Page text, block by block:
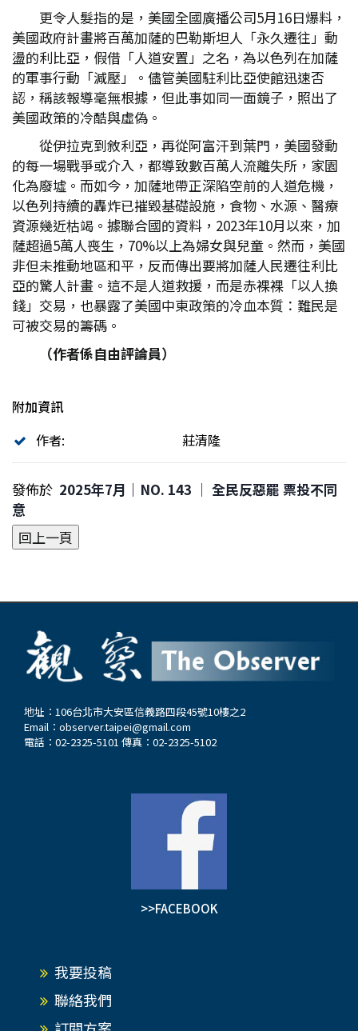
更令人髮指的是，美國全國廣播公司5月16日爆料，
美國政府計畫將百萬加薩的巴勒斯坦人「永久遷往」動
盪的利比亞，假借「人道安置」之名，為以色列在加薩
的軍事行動「減壓」。儘管美國駐利比亞使館迅速否
認，稱該報導毫無根據，但此事如同一面鏡子，照出了
美國政策的冷酷與虛偽。
從伊拉克到敘利亞，再從阿富汗到葉門，美國發動
的每一場戰爭或介入，都導致數百萬人流離失所，家園
化為廢墟。而如今，加薩地帶正深陷空前的人道危機，
以色列持續的轟炸已摧毀基礎設施，食物、水源、醫療
資源幾近枯竭。據聯合國的資料，2023年10月以來，加
薩超過5萬人喪生，70%以上為婦女與兒童。然而，美國
非但未推動地區和平，反而傳出要將加薩人民遷往利比
亞的驚人計畫。這不是人道救援，而是赤裸裸「以人換
錢」交易，也暴露了美國中東政策的冷血本質：難民是
可被交易的籌碼。
（作者係自由評論員）
附加資訊
作者:
莊清隆
發佈於 2025年7月｜NO. 143 │ 全民反惡罷 票投不同
意
地址：106台北市大安區信義路四段45號10樓之2
Email： observer.taipei@gmail.com
電話：02-2325-5101 傳真：02-2325-5102
>>FACEBOOK
我要投稿
聯絡我們